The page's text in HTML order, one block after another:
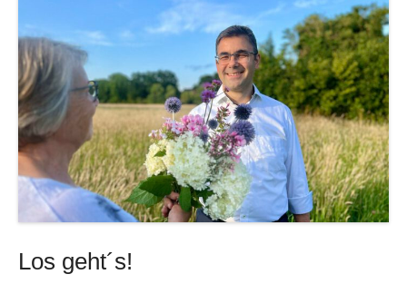
Los geht´s!